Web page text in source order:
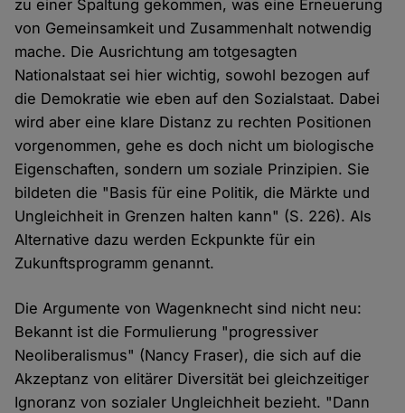
zu einer Spaltung gekommen, was eine Erneuerung
von Gemeinsamkeit und Zusammenhalt notwendig
mache. Die Ausrichtung am totgesagten
Nationalstaat sei hier wichtig, sowohl bezogen auf
die Demokratie wie eben auf den Sozialstaat. Dabei
wird aber eine klare Distanz zu rechten Positionen
vorgenommen, gehe es doch nicht um biologische
Eigenschaften, sondern um soziale Prinzipien. Sie
bildeten die "Basis für eine Politik, die Märkte und
Ungleichheit in Grenzen halten kann" (S. 226). Als
Alternative dazu werden Eckpunkte für ein
Zukunftsprogramm genannt.
Die Argumente von Wagenknecht sind nicht neu:
Bekannt ist die Formulierung "progressiver
Neoliberalismus" (Nancy Fraser), die sich auf die
Akzeptanz von elitärer Diversität bei gleichzeitiger
Ignoranz von sozialer Ungleichheit bezieht. "Dann